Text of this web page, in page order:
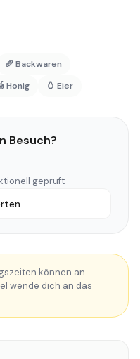
🥖 Backwaren
Honig 🥚 Eier
Besuch?
geprüft
können an
wende dich an das